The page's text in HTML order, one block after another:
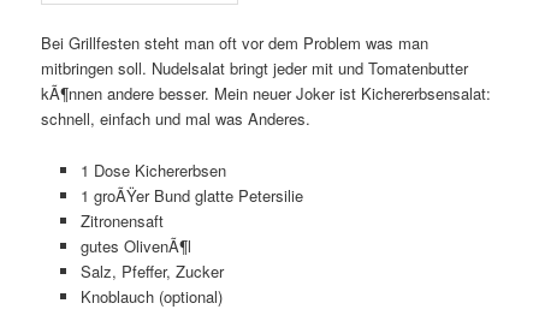
Bei Grillfesten steht man oft vor dem Problem was man
mitbringen soll. Nudelsalat bringt jeder mit und Tomatenbutter
kÃ¶nnen andere besser. Mein neuer Joker ist Kichererbsensalat:
schnell, einfach und mal was Anderes.
1 Dose Kichererbsen
1 groÃŸer Bund glatte Petersilie
Zitronensaft
gutes OlivenÃ¶l
Salz, Pfeffer, Zucker
Knoblauch (optional)